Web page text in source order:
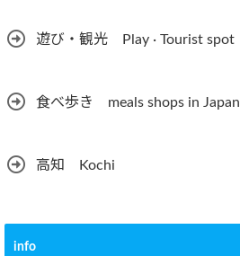
遊び・観光 Play · Tourist spot
食べ歩き meals shops in Japan
高知 Kochi
info